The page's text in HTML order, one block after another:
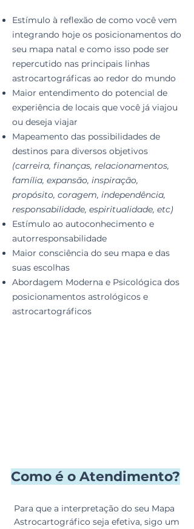
Estímulo à reflexão de como você vem
integrando hoje os posicionamentos do
seu mapa natal e como isso pode ser
repercutido nas principais linhas
astrocartográficas ao redor do mundo
Maior entendimento do potencial de
experiência de locais que você já viajou
ou deseja viajar
Mapeamento das possibilidades de
destinos para diversos objetivos
(carreira, finanças, relacionamentos,
família, expansão, inspiração,
propósito, coragem, independência,
responsabilidade, espiritualidade, etc)
Estímulo ao autoconhecimento e
autorresponsabilidade
Maior consciência do seu mapa ​e das
suas escolhas
Abordagem Moderna e Psicológica dos
posicionamentos astrológicos e
astrocartográficos
Como é o Atendimento?
Para que a interpretação do seu Mapa
Astrocartográfico seja efetiva, sigo um